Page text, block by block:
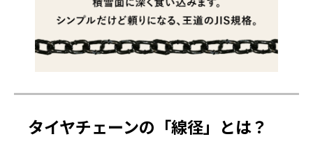
タイヤチェーンの「線径」とは？